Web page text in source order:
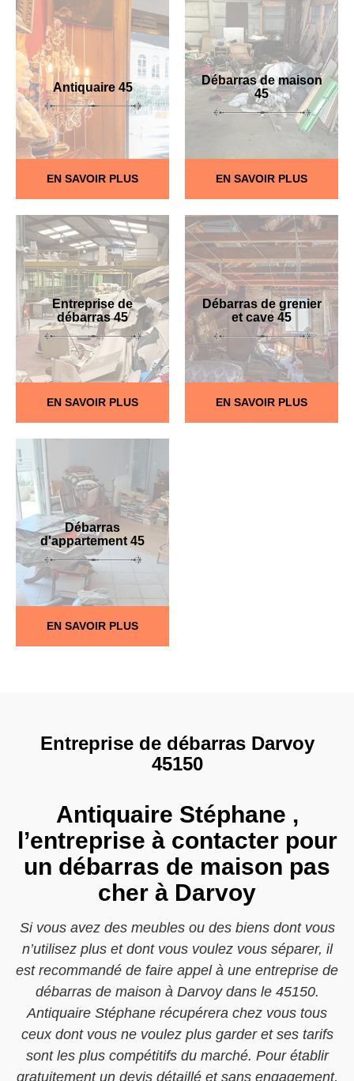
Antiquaire 45
EN SAVOIR PLUS
Débarras de maison
45
EN SAVOIR PLUS
Entreprise de
débarras 45
EN SAVOIR PLUS
Débarras de grenier
et cave 45
EN SAVOIR PLUS
Débarras
d'appartement 45
EN SAVOIR PLUS
Entreprise de débarras Darvoy
45150
Antiquaire Stéphane ,
l’entreprise à contacter pour
un débarras de maison pas
cher à Darvoy
Si vous avez des meubles ou des biens dont vous
n’utilisez plus et dont vous voulez vous séparer, il
est recommandé de faire appel à une entreprise de
débarras de maison à Darvoy dans le 45150.
Antiquaire Stéphane récupérera chez vous tous
ceux dont vous ne voulez plus garder et ses tarifs
sont les plus compétitifs du marché. Pour établir
gratuitement un devis détaillé et sans engagement,